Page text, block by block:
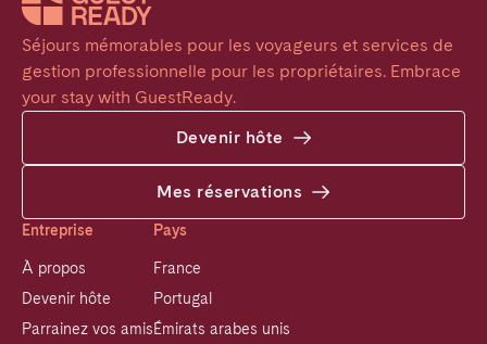
Séjours mémorables pour les voyageurs et services de
gestion professionnelle pour les propriétaires. Embrace
your stay with GuestReady.
Devenir hôte
Mes réservations
Entreprise
À propos
Devenir hôte
Parrainez vos amis
Pays
France
Portugal
Émirats arabes unis